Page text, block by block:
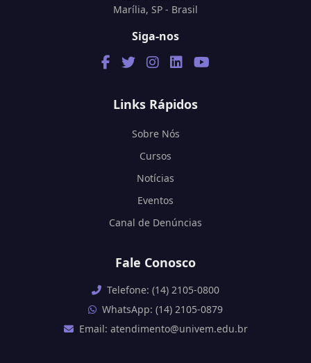
Marília, SP - Brasil
Siga-nos
Links Rápidos
Sobre Nós
Cursos
Notícias
Eventos
Canal de Denúncias
Fale Conosco
Telefone: (14) 2105-0800
WhatsApp: (14) 2105-0879
Email: atendimento@univem.edu.br